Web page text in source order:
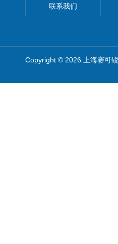
联系我们
Copyright © 2026 上海赛可